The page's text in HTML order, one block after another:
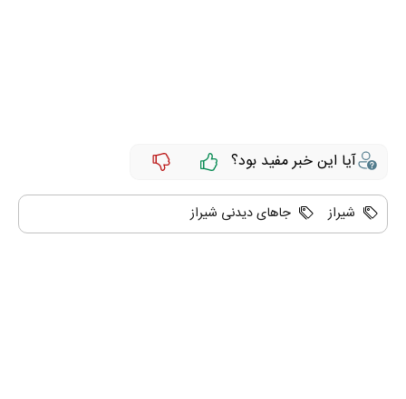
آیا این خبر مفید بود؟
شیراز جاهای دیدنی شیراز